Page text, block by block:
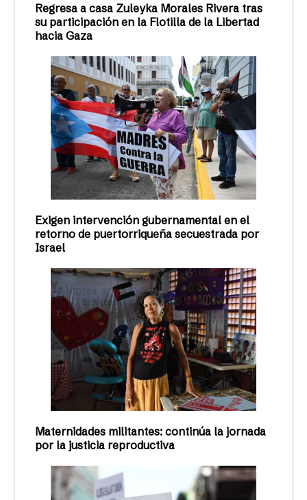
Regresa a casa Zuleyka Morales Rivera tras
su participación en la Flotilla de la Libertad
hacia Gaza
Exigen intervención gubernamental en el
retorno de puertorriqueña secuestrada por
Israel
Maternidades militantes: continúa la jornada
por la justicia reproductiva